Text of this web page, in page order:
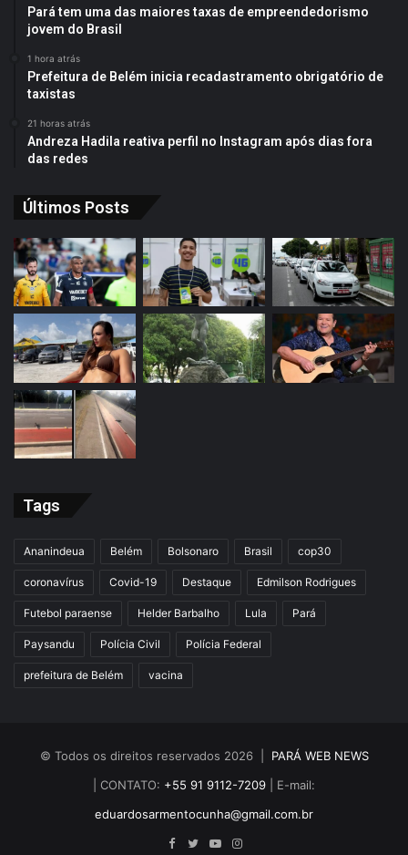
Pará tem uma das maiores taxas de empreendedorismo
jovem do Brasil
1 hora atrás
Prefeitura de Belém inicia recadastramento obrigatório de
taxistas
21 horas atrás
Andreza Hadila reativa perfil no Instagram após dias fora
das redes
Últimos Posts
Tags
Ananindeua Belém Bolsonaro Brasil cop30
coronavírus Covid-19 Destaque Edmilson Rodrigues
Futebol paraense Helder Barbalho Lula Pará
Paysandu Polícia Civil Polícia Federal
prefeitura de Belém vacina
© Todos os direitos reservados 2026 | PARÁ WEB NEWS
| CONTATO: +55 91 9112-7209 | E-mail:
eduardosarmentocunha@gmail.com.br
FacebookTwitterYouTubeInstagram